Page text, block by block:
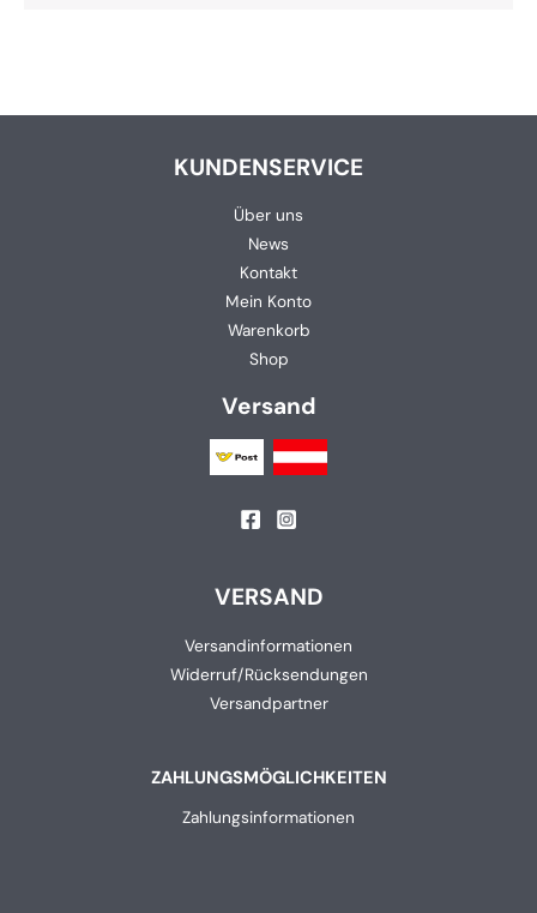
KUNDENSERVICE
Über uns
News
Kontakt
Mein Konto
Warenkorb
Shop
Versand
VERSAND
Versandinformationen
Widerruf/Rücksendungen
Versandpartner
ZAHLUNGSMÖGLICHKEITEN
Zahlungsinformationen